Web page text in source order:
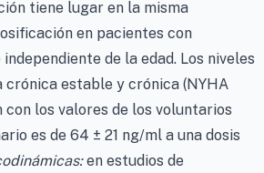
tiene lugar en la misma
en pacientes con
de la edad. Los niveles
estable y crónica (NYHA
los valores de los voluntarios
es de 64 ± 21 ng/ml a una dosis
en estudios de